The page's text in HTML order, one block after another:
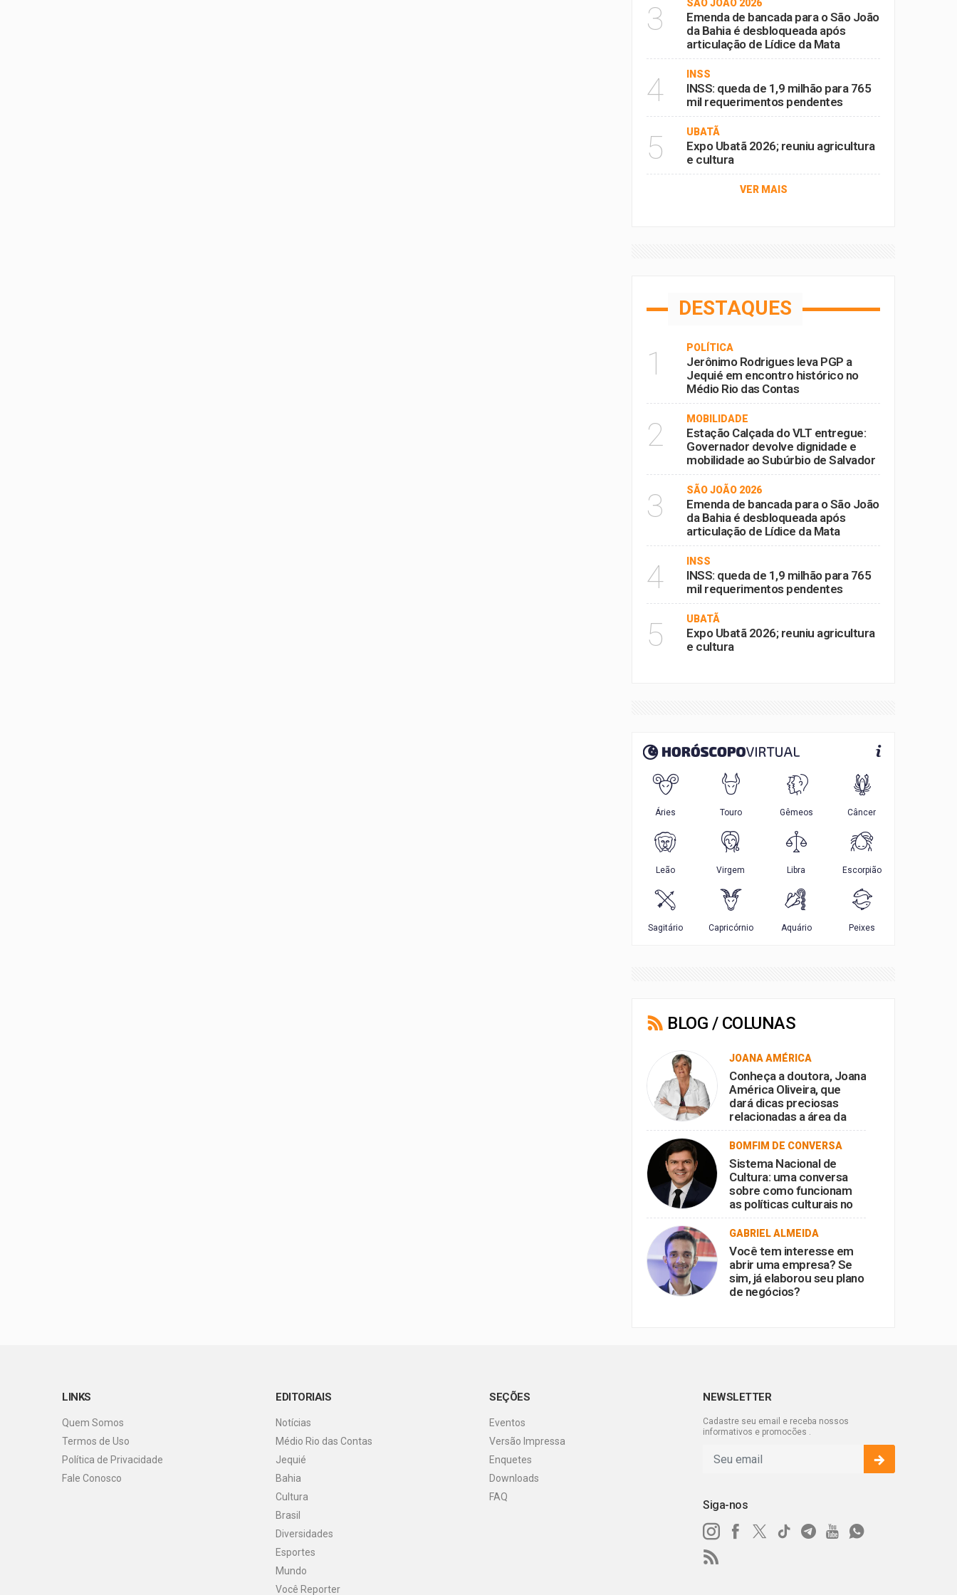
3 SÃO JOÃO 2026
Emenda de bancada para o São João
da Bahia é desbloqueada após
articulação de Lídice da Mata
4 INSS
INSS: queda de 1,9 milhão para 765
mil requerimentos pendentes
5 UBATÃ
Expo Ubatã 2026; reuniu agricultura
e cultura
VER MAIS
DESTAQUES
1 POLÍTICA
Jerônimo Rodrigues leva PGP a
Jequié em encontro histórico no
Médio Rio das Contas
2 MOBILIDADE
Estação Calçada do VLT entregue:
Governador devolve dignidade e
mobilidade ao Subúrbio de Salvador
3 SÃO JOÃO 2026
Emenda de bancada para o São João
da Bahia é desbloqueada após
articulação de Lídice da Mata
4 INSS
INSS: queda de 1,9 milhão para 765
mil requerimentos pendentes
5 UBATÃ
Expo Ubatã 2026; reuniu agricultura
e cultura
BLOG / COLUNAS
JOANA AMÉRICA
Conheça a doutora, Joana
América Oliveira, que
dará dicas preciosas
relacionadas a área da
saúde, com o foco no
envelhecimento ativo e
bem-sucedido, Dica de
Especialista no portal
BomFm.
BOMFIM DE CONVERSA
Sistema Nacional de
Cultura: uma conversa
sobre como funcionam
as políticas culturais no
Brasil
GABRIEL ALMEIDA
Você tem interesse em
abrir uma empresa? Se
sim, já elaborou seu plano
de negócios?
LINKS
Quem Somos
Termos de Uso
Política de Privacidade
Fale Conosco
EDITORIAIS
Notícias
Médio Rio das Contas
Jequié
Bahia
Cultura
Brasil
Diversidades
Esportes
Mundo
Você Reporter
SEÇÕES
Eventos
Versão Impressa
Enquetes
Downloads
FAQ
NEWSLETTER
Cadastre seu email e receba nossos
informativos e promocões .
Siga-nos